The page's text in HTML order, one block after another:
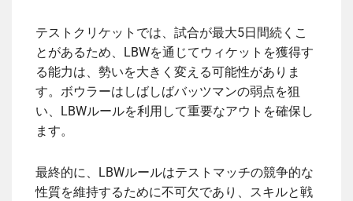
テストクリケットでは、試合が最大5日間続くこ
とがあるため、LBWを通じてウィケットを獲得す
る能力は、勢いを大きく変える可能性がありま
す。ボウラーはしばしばバッツマンの弱点を狙
い、LBWルールを利用して重要なアウトを確保し
ます。
最終的に、LBWルールはテストマッチの競争的な
性質を維持するために不可欠であり、スキルと戦